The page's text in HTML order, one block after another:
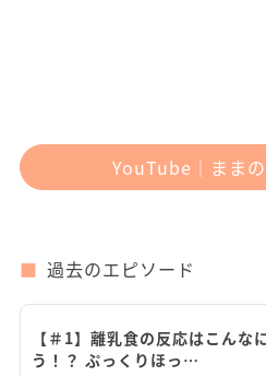
YouTube｜まま
過去のエピソード
【＃1】離乳食の反応はこんな
う！？ ぷっくりほっ…